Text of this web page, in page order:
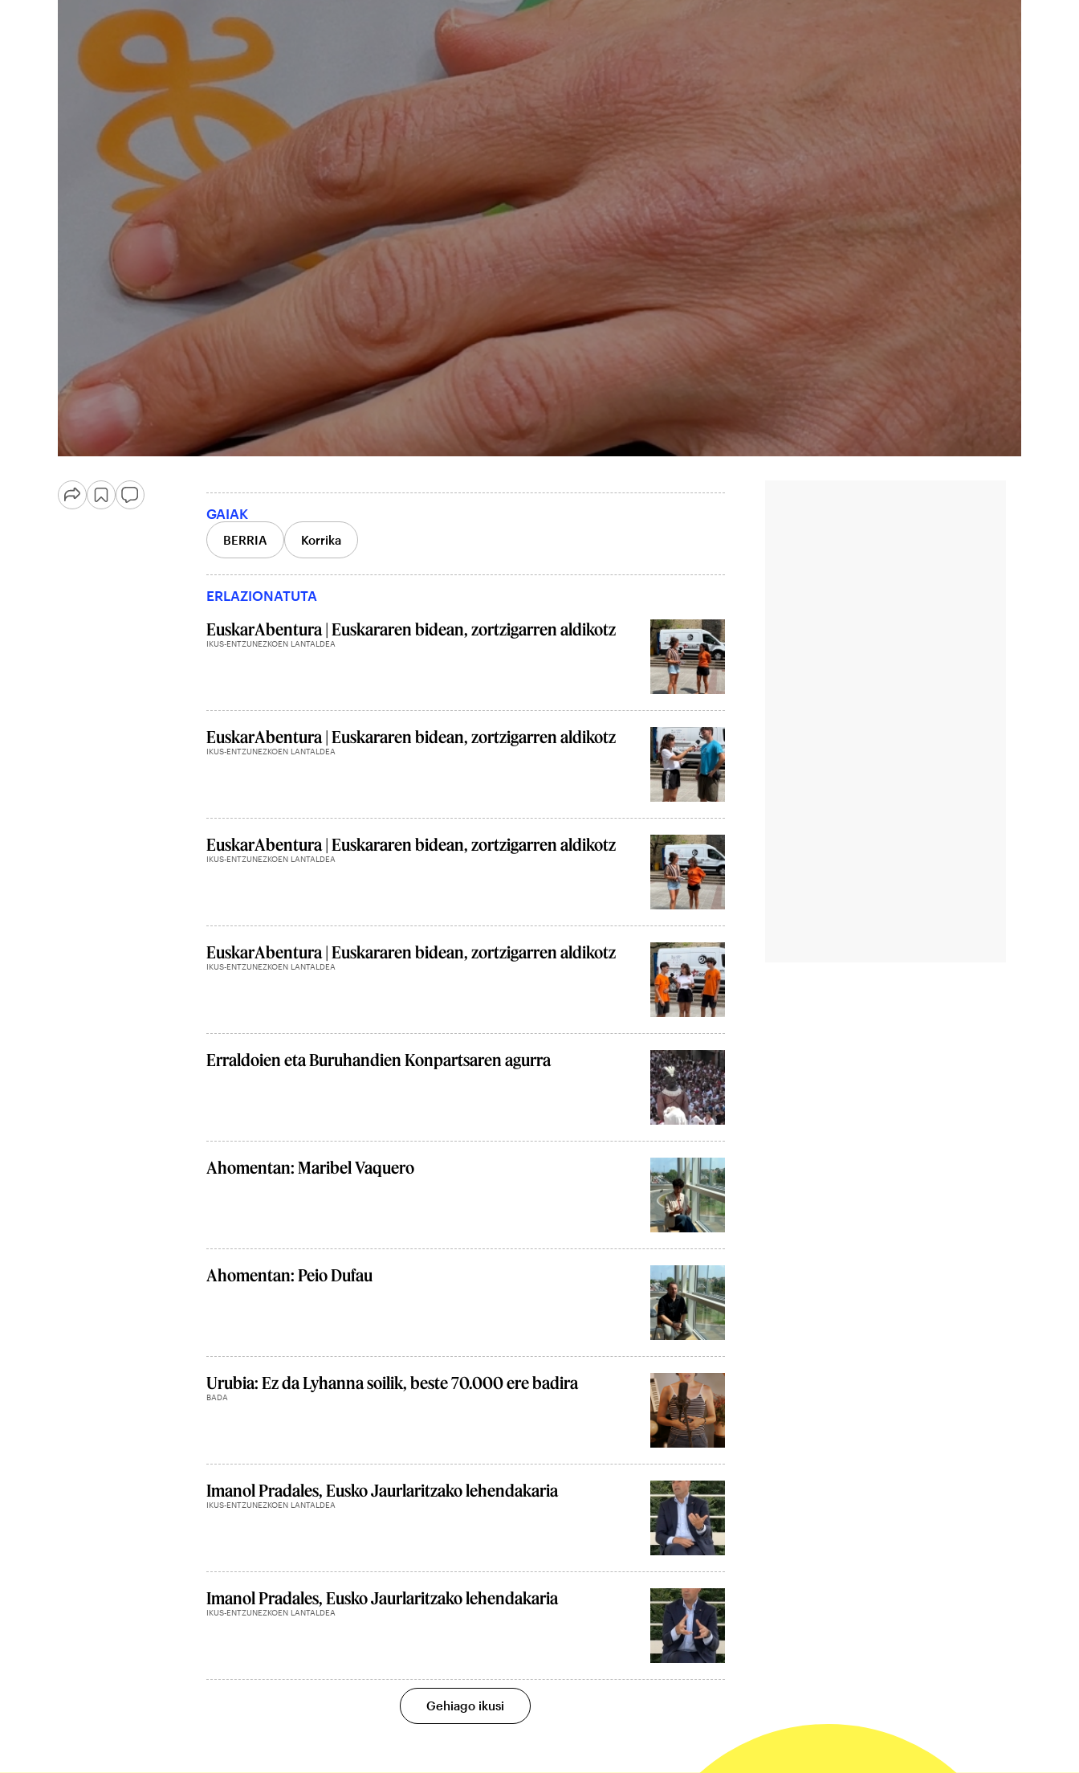
GAIAK
BERRIA Korrika
ERLAZIONATUTA
EuskarAbentura | Euskararen bidean, zortzigarren aldikotz
IKUS-ENTZUNEZKOEN LANTALDEA
EuskarAbentura | Euskararen bidean, zortzigarren aldikotz
IKUS-ENTZUNEZKOEN LANTALDEA
EuskarAbentura | Euskararen bidean, zortzigarren aldikotz
IKUS-ENTZUNEZKOEN LANTALDEA
EuskarAbentura | Euskararen bidean, zortzigarren aldikotz
IKUS-ENTZUNEZKOEN LANTALDEA
Erraldoien eta Buruhandien Konpartsaren agurra
Ahomentan: Maribel Vaquero
Ahomentan: Peio Dufau
Urubia: Ez da Lyhanna soilik, beste 70.000 ere badira
BADA
Imanol Pradales, Eusko Jaurlaritzako lehendakaria
IKUS-ENTZUNEZKOEN LANTALDEA
Imanol Pradales, Eusko Jaurlaritzako lehendakaria
IKUS-ENTZUNEZKOEN LANTALDEA
Gehiago ikusi